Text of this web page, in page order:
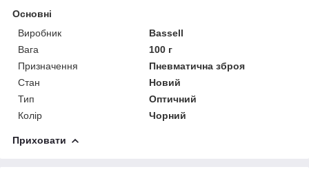
Основні
Виробник
Bassell
Вага
100 г
Призначення
Пневматична зброя
Стан
Новий
Тип
Оптичний
Колір
Чорний
Приховати